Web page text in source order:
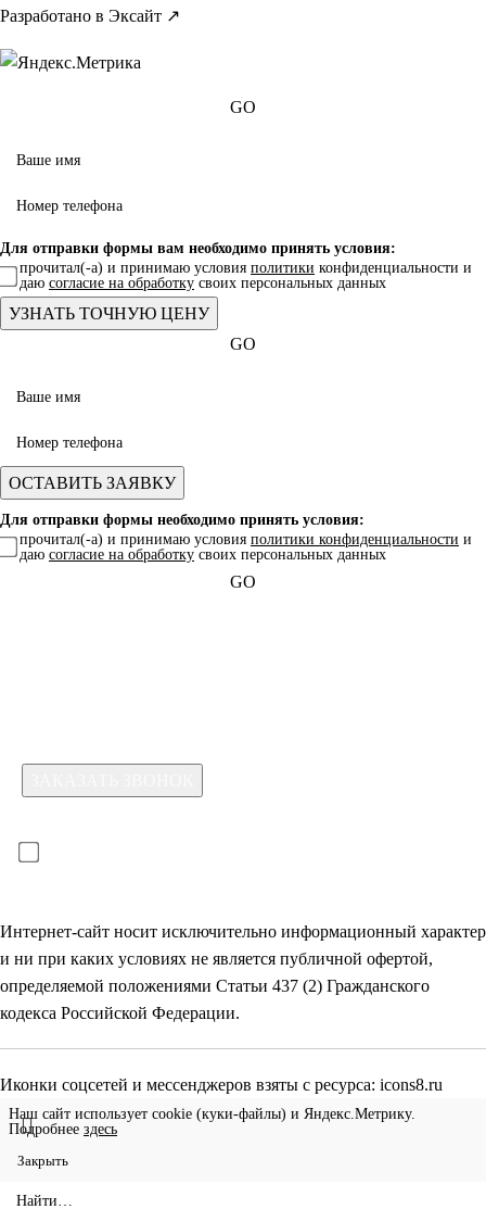
Разработано в Эксайт ↗
GO
Для отправки формы вам необходимо принять условия:
прочитал(-а) и принимаю условия политики конфиденциальности и
даю согласие на обработку своих персональных данных
GO
Для отправки формы необходимо принять условия:
прочитал(-а) и принимаю условия политики конфиденциальности и
даю согласие на обработку своих персональных данных
GO
Интернет-сайт носит исключительно информационный характер
и ни при каких условиях не является публичной офертой,
определяемой положениями Статьи 437 (2) Гражданского
кодекса Российской Федерации.
Иконки соцсетей и мессенджеров взяты с ресурса: icons8.ru
Наш сайт использует cookie (куки-файлы) и Яндекс.Метрику.
Подробнее здесь
Закрыть